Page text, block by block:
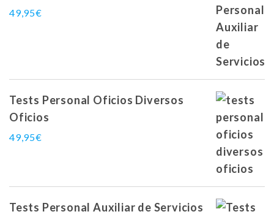
49,95€
Tests Personal Oficios Diversos
Oficios
49,95€
Tests Personal Auxiliar de Servicios